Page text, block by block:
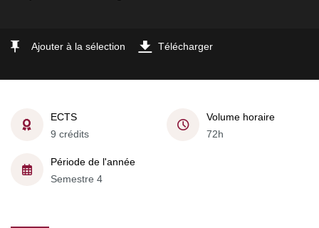
Ajouter à la sélection Télécharger
ECTS
9 crédits
Volume horaire
72h
Période de l'année
Semestre 4